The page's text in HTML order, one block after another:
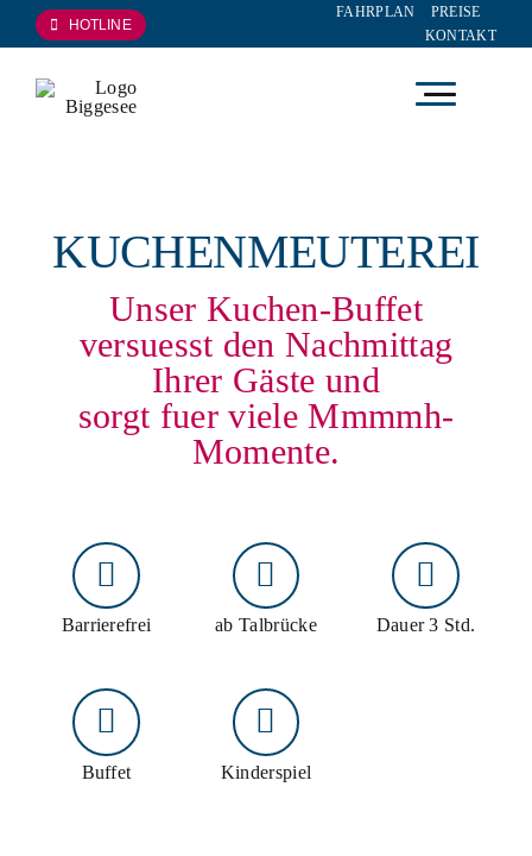
Inhalt
springen
HOTLINE
FAHRPLAN
PREISE
KONTAKT
KUCHENMEUTEREI
Unser Kuchen-Buffet
versuesst den Nachmittag
Ihrer Gäste und
sorgt fuer viele Mmmmh-
Momente.
Barrierefrei ab Talbrücke Dauer 3 Std.
Buffet Kinderspiel
Wobei dürfen wir helfen?
Tickets kaufen
Fahrplan prüfen
Preise ansehen
Eventkalender
Schiff mieten
Events an Bord
Planung & Service